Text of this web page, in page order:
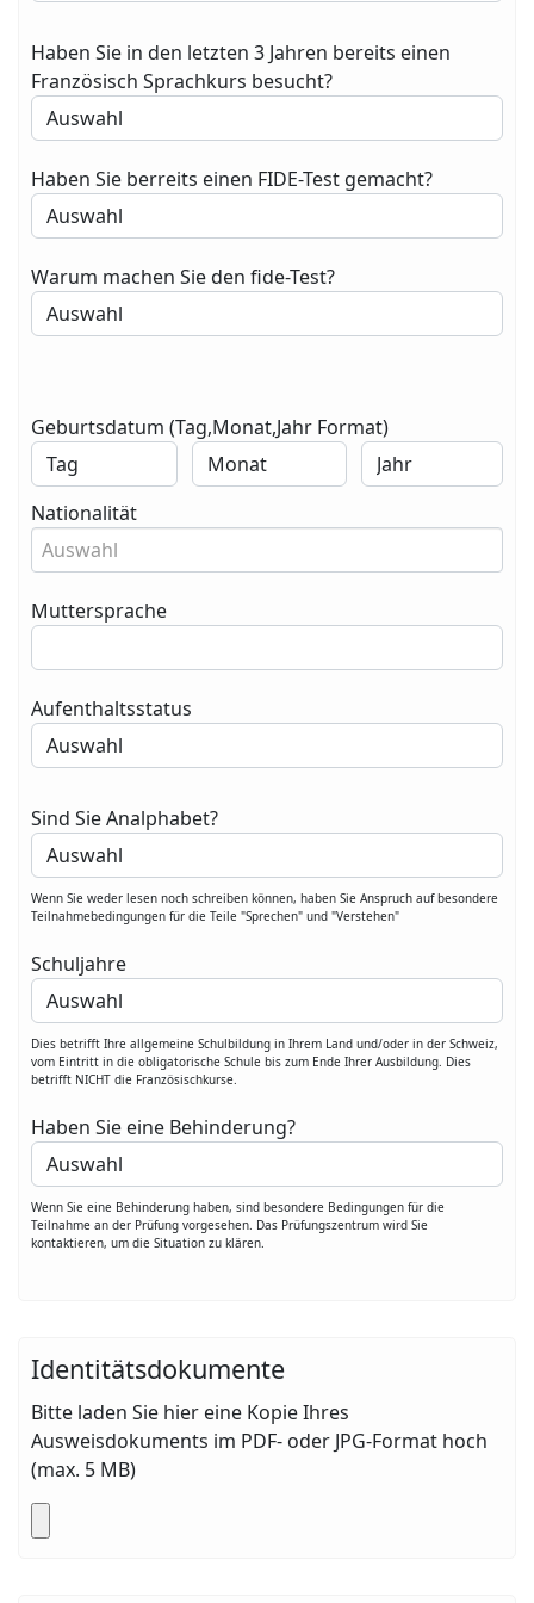
Haben Sie in den letzten 3 Jahren bereits einen
Französisch Sprachkurs besucht?
Haben Sie berreits einen FIDE-Test gemacht?
Warum machen Sie den fide-Test?
Geburtsdatum (Tag,Monat,Jahr Format)
Nationalität
Auswahl
Muttersprache
Aufenthaltsstatus
Sind Sie Analphabet?
Wenn Sie weder lesen noch schreiben können, haben Sie Anspruch auf besondere
Teilnahmebedingungen für die Teile "Sprechen" und "Verstehen"
Schuljahre
Dies betrifft Ihre allgemeine Schulbildung in Ihrem Land und/oder in der Schweiz,
vom Eintritt in die obligatorische Schule bis zum Ende Ihrer Ausbildung. Dies
betrifft NICHT die Französischkurse.
Haben Sie eine Behinderung?
Wenn Sie eine Behinderung haben, sind besondere Bedingungen für die
Teilnahme an der Prüfung vorgesehen. Das Prüfungszentrum wird Sie
kontaktieren, um die Situation zu klären.
Identitätsdokumente
Bitte laden Sie hier eine Kopie Ihres
Ausweisdokuments im PDF- oder JPG-Format hoch
(max. 5 MB)